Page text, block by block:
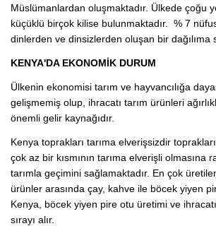
Müslümanlardan oluşmaktadır. Ülkede çoğu
küçüklü birçok kilise bulunmaktadır. % 7
dinlerden ve dinsizlerden oluşan bir dağılıma
KENYA'DA EKONOMİK DURUM
Ülkenin ekonomisi tarım ve hayvancılığa
gelişmemiş olup, ihracatı tarım ürünleri
önemli gelir kaynağıdır.
Kenya toprakları tarıma elverişsizdir
çok az bir kısmının tarıma elverişli olmasına
tarımla geçimini sağlamaktadır. En çok
ürünler arasında çay, kahve ile böcek yiyen
Kenya, böcek yiyen pire otu üretimi ve
sırayı alır.